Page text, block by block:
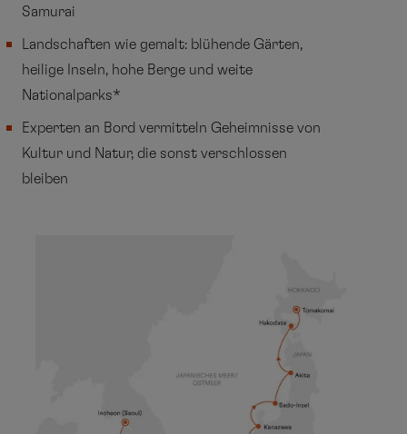
Samurai
Landschaften wie gemalt: blühende Gärten,
heilige Inseln, hohe Berge und weite
Nationalparks*
Experten an Bord vermitteln Geheimnisse von
Kultur und Natur, die sonst verschlossen
bleiben